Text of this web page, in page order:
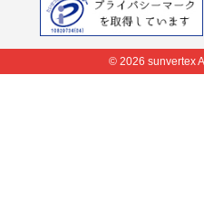
© 2026 sunvertex